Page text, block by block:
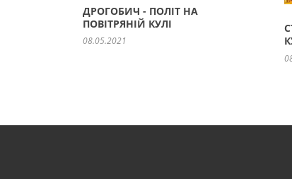
ДРОГОБИЧ - ПОЛІТ НА
ПОВІТРЯНІЙ КУЛІ
08.05.2021